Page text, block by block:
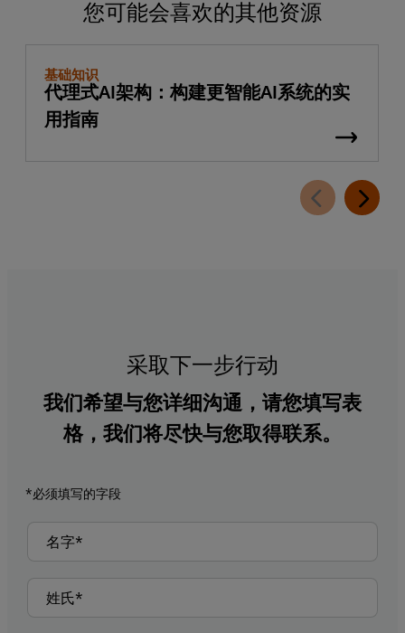
您可能会喜欢的其他资源
基础知识
代理式AI架构：构建更智能AI系统的实
用指南
采取下一步行动
我们希望与您详细沟通，请您填写表
格，我们将尽快与您取得联系。
*必须填写的字段